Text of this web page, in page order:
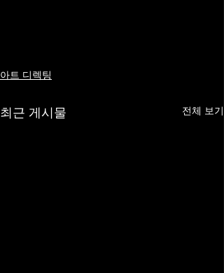
아트 디렉팅
최근 게시물 전체 보기